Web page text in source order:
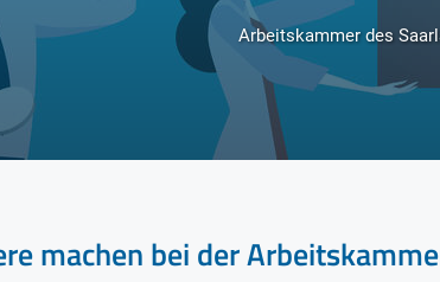
Arbeitskammer des
machen bei der